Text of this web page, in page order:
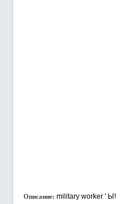
Описание: military worker ' Ы!